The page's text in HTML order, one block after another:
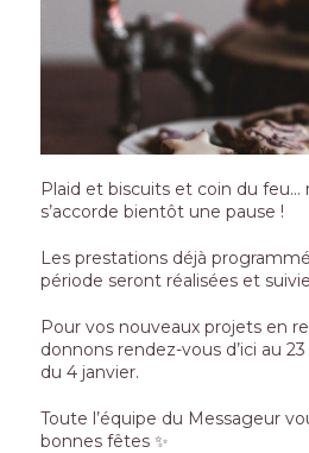
Plaid et biscuits et coin du feu…
s’accorde bientôt une pause !
Les prestations déjà
période seront réalisées et
Pour vos nouveaux projets en
donnons rendez-vous d’ici au
du 4 janvier.
Toute l’équipe du Messageur
bonnes fêtes ✨